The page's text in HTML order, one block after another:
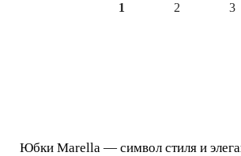
1 2 3
Юбки Marella — символ стиля и